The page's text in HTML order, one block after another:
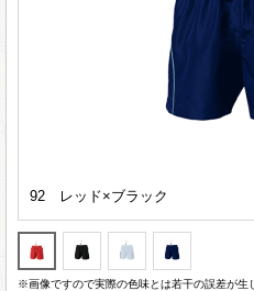
92 レッド×ブラック
※画像ですので実際の色味とは若干の誤差が生